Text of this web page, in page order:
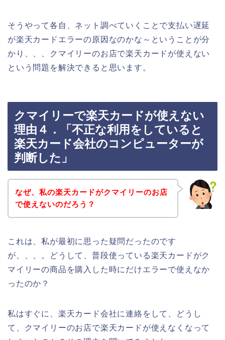
そうやって各自、ネット調べていくことで支払い遅延
が楽天カードエラーの原因なのかな～ということが分
かり、、、クマイリーのお店で楽天カードが使えない
という問題を解決できると思います。
クマイリーで楽天カードが使えない
理由４．「不正な利用をしていると
楽天カード会社のコンピューターが
判断した」
なぜ、私の楽天カードがクマイリーのお店
で使えないのだろう？
これは、私が最初に思った疑問だったのです
が、、、。どうして、普段使っている楽天カードがク
マイリーの商品を購入した時にだけエラーで使えなか
ったのか？
私はすぐに、楽天カード会社に連絡をして、どうし
て、クマイリーのお店で楽天カードが使えなくなって